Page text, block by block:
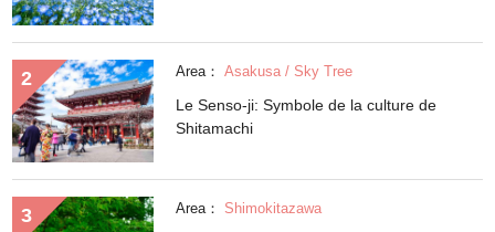
Area： Asakusa / Sky Tree
Le Senso-ji: Symbole de la culture de
Shitamachi
Area： Shimokitazawa